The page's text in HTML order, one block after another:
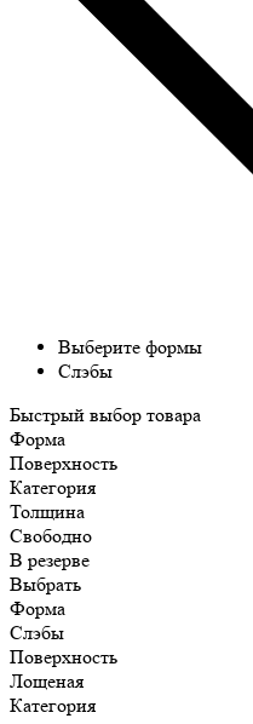
Выберите формы
Слэбы
Быстрый выбор товара
Форма
Поверхность
Категория
Толщина
Свободно
В резерве
Выбрать
Форма
Слэбы
Поверхность
Лощеная
Категория